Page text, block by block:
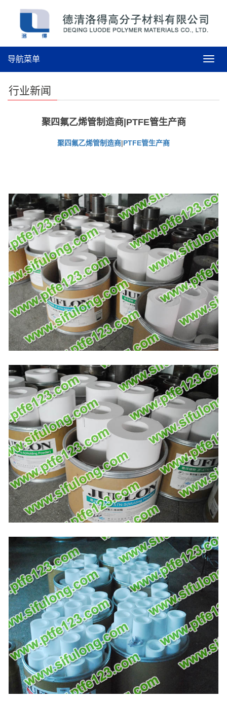
导
导航菜单
行业新闻
聚四氟乙烯管制造商|PTFE管生产商
聚四氟乙烯管制造商|PTFE管生产商